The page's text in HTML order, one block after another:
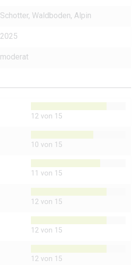
Schotter, Waldboden, Alpin
2025
moderat
12 von 15
10 von 15
11 von 15
12 von 15
12 von 15
12 von 15